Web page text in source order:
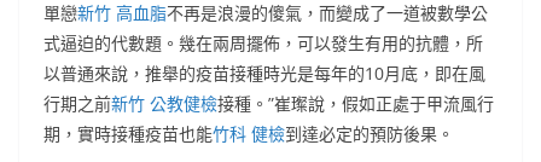
單戀新竹 高血脂不再是浪漫的傻氣，而變成了一道被數學公
式逼迫的代數題。幾在兩周擺佈，可以發生有用的抗體，所
以普通來說，推舉的疫苗接種時光是每年的10月底，即在風
行期之前新竹 公教健檢接種。”崔璨說，假如正處于甲流風行
期，實時接種疫苗也能竹科 健檢到達必定的預防後果。